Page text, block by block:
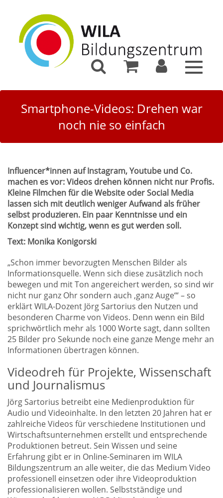
Toggle
Smartphone-Videos: Drehen war
noch nie so einfach
Influencer*innen auf Instagram, Youtube und Co.
machen es vor: Videos drehen können nicht nur Profis.
Kleine Filmchen für die Website oder Social Media
lassen sich mit deutlich weniger Aufwand als früher
selbst produzieren. Ein paar Kenntnisse und ein
Konzept sind wichtig, wenn es gut werden soll.
Text: Monika Konigorski
„Schon immer bevorzugten Menschen Bilder als
Informationsquelle. Wenn sich diese zusätzlich noch
bewegen und mit Ton angereichert werden, so sind wir
nicht nur ganz Ohr sondern auch ‚ganz Auge‘“ – so
erklärt WILA-Dozent Jörg Sartorius den Nutzen und
besonderen Charme von Videos. Denn wenn ein Bild
sprichwörtlich mehr als 1000 Worte sagt, dann sollten
25 Bilder pro Sekunde noch eine ganze Menge mehr an
Informationen übertragen können.
Videodreh für Projekte, Wissenschaft
und Journalismus
Jörg Sartorius betreibt eine Medienproduktion für
Audio und Videoinhalte. In den letzten 20 Jahren hat er
zahlreiche Videos für verschiedene Institutionen und
Wirtschaftsunternehmen erstellt und entsprechende
Produktionen betreut. Sein Wissen und seine
Erfahrung gibt er in Online-Seminaren im WILA
Bildungszentrum an alle weiter, die das Medium Video
professionell einsetzen oder ihre Videoproduktion
professionalisieren wollen. Selbstständige und